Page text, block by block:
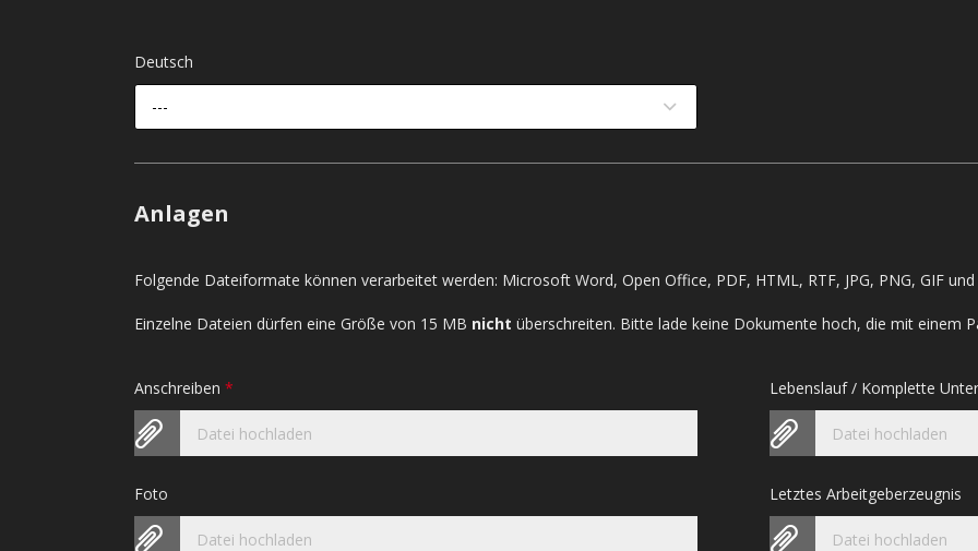
Deutsch
---
Anlagen
Folgende Dateiformate können verarbeitet werden: Microsoft Word, Open Office, PDF, HTML, RTF, JPG, PNG, GIF
Einzelne Dateien dürfen eine Größe von 15 MB nicht überschreiten. Bitte lade keine Dokumente hoch, die mit einem
Anschreiben *
Datei hochladen
Lebenslauf / Komplette
Datei hochladen
Foto
Datei hochladen
Letztes Arbeitgeberzeugnis
Datei hochladen